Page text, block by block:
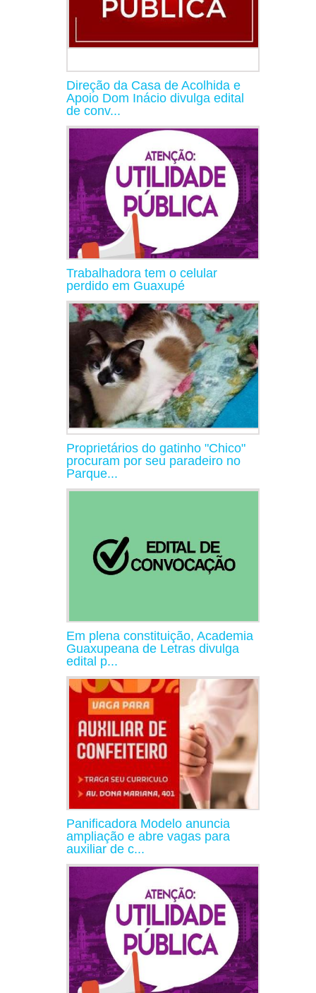
Direção da Casa de Acolhida e
Apoio Dom Inácio divulga edital
de conv...
Trabalhadora tem o celular
perdido em Guaxupé
Proprietários do gatinho "Chico"
procuram por seu paradeiro no
Parque...
Em plena constituição, Academia
Guaxupeana de Letras divulga
edital p...
Panificadora Modelo anuncia
ampliação e abre vagas para
auxiliar de c...